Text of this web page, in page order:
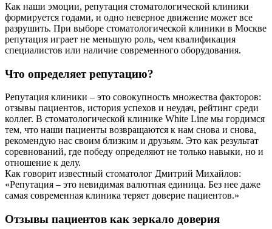
Как наши эмоции, репутация стоматологической клиники
формируется годами, и одно неверное движение может все
разрушить. При выборе стоматологической клиники в Москве
репутация играет не меньшую роль, чем квалификация
специалистов или наличие современного оборудования.
Что определяет репутацию?
Репутация клиники – это совокупность множества факторов:
отзывы пациентов, история успехов и неудач, рейтинг среди
коллег. В стоматологической клинике White Line мы гордимся
тем, что наши пациенты возвращаются к нам снова и снова,
рекомендую нас своим близким и друзьям. Это как результат
соревнований, где победу определяют не только навыки, но и
отношение к делу.
Как говорит известный стоматолог Дмитрий Михайлов:
«Репутация – это невидимая валютная единица. Без нее даже
самая современная клиника теряет доверие пациентов.»
Отзывы пациентов как зеркало доверия